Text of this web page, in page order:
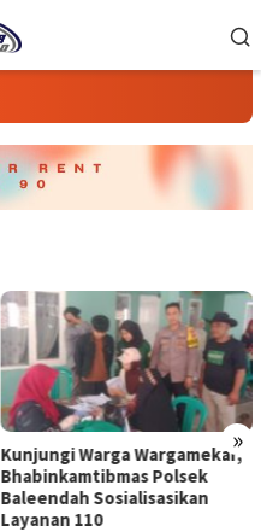
»
Kunjungi Warga Wargamekar,
Bhabinkamtibmas Polsek
Baleendah Sosialisasikan
Layanan 110